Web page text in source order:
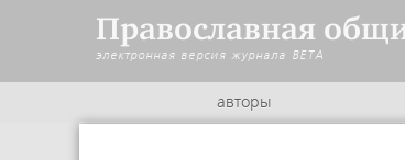
Православная
электронная версия журнала BETA
авторы